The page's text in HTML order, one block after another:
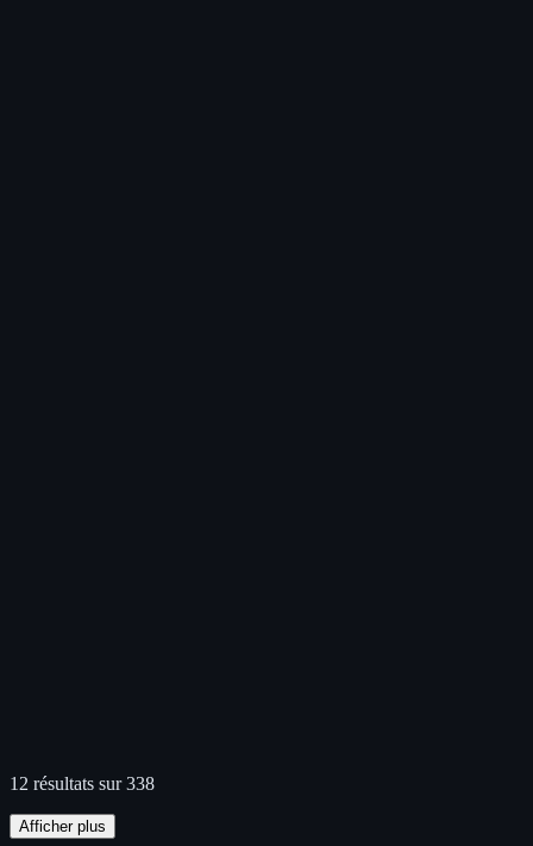
12 résultats sur 338
Afficher plus